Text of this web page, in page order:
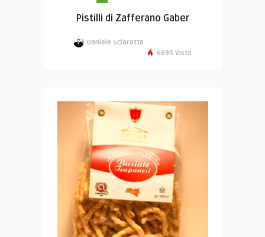
Pistilli di Zafferano Gaber
Daniele Sciarotta
6695 Visto